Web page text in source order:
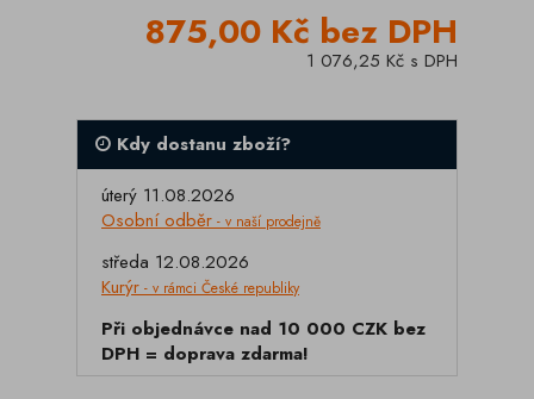
875,00 Kč bez DPH
1 076,25 Kč s DPH
Kdy dostanu zboží?
úterý 11.08.2026
Osobní odběr - v naší prodejně
středa 12.08.2026
Kurýr - v rámci České republiky
Při objednávce nad 10 000 CZK bez
DPH = doprava zdarma!